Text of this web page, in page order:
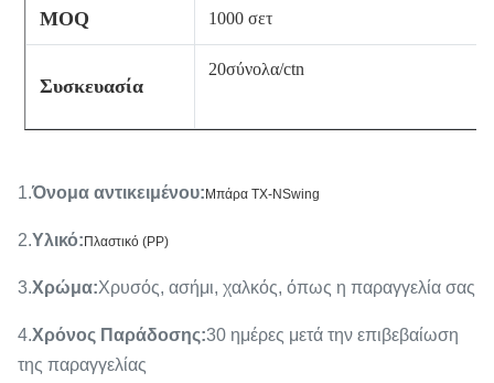
MOQ 1000 σετ
Συσκευασία
20σύνολα/ctn
1.Όνομα αντικειμένου: Μπάρα TX-NSwing
2.Υλικό: Πλαστικό (PP)
3.Χρώμα:Χρυσός, ασήμι, χαλκός, όπως η παραγγελία σας
4.Χρόνος Παράδοσης:30 ημέρες μετά την επιβεβαίωση
της παραγγελίας